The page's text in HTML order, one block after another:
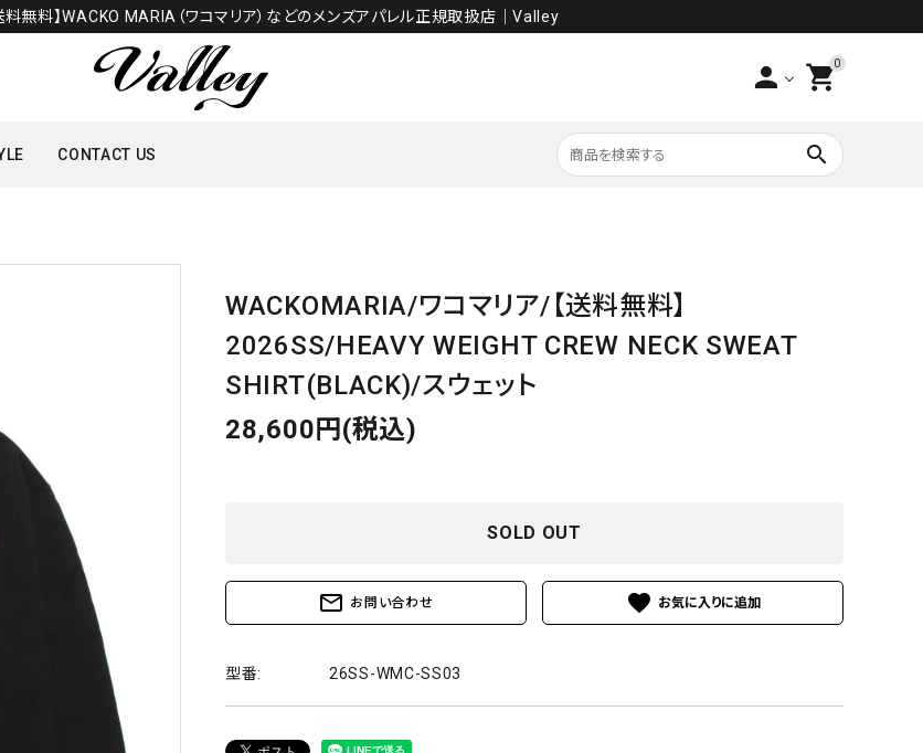
無料】WACKO MARIA（ワコマリア）などのメンズアパレル正規取扱店│Valley
person 0
shopping_cart
SALE
CONTACT US search
WACKOMARIA/ワコマリア/【送料無料】
2026SS/HEAVY WEIGHT CREW NECK SWEAT
SHIRT(BLACK)/スウェット
28,600円(税込)
SOLD OUT
mail_outline お問い合わせ favorite
型番: 26SS-WMC-SS03